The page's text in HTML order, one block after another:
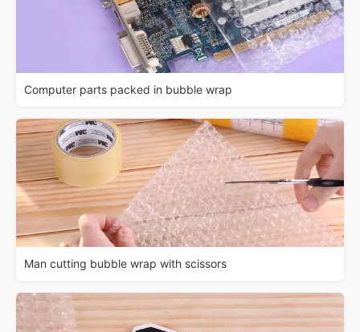
Computer parts packed in bubble wrap
Man cutting bubble wrap with scissors